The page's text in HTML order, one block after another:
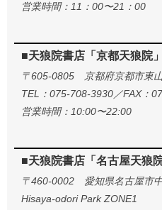
営業時間：11：00〜21：00
■天狼院書店「京都天狼院」
〒605-0805 京都府京都市東
TEL：075-708-3930／FAX：
営業時間：10:00〜22:00
■天狼院書店「名古屋天狼院
〒460-0002 愛知県名古屋市
Hisaya-odori Park ZONE1